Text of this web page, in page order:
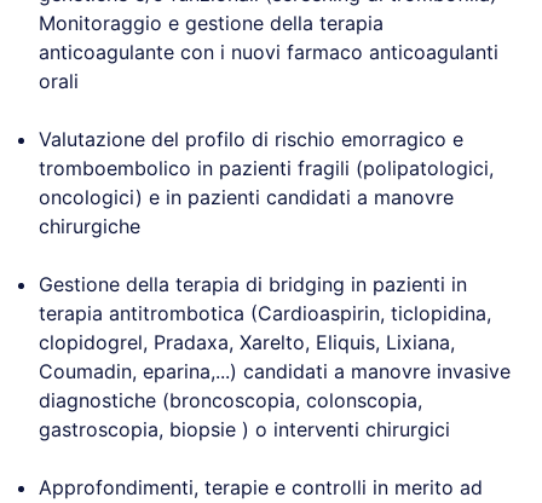
Monitoraggio e gestione della terapia
anticoagulante con i nuovi farmaco anticoagulanti
orali
Valutazione del profilo di rischio emorragico e
tromboembolico in pazienti fragili (polipatologici,
oncologici) e in pazienti candidati a manovre
chirurgiche
Gestione della terapia di bridging in pazienti in
terapia antitrombotica (Cardioaspirin, ticlopidina,
clopidogrel, Pradaxa, Xarelto, Eliquis, Lixiana,
Coumadin, eparina,...) candidati a manovre invasive
diagnostiche (broncoscopia, colonscopia,
gastroscopia, biopsie ) o interventi chirurgici
Approfondimenti, terapie e controlli in merito ad